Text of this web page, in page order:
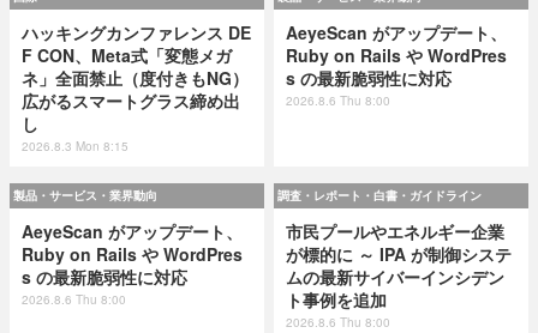
ハッキングカンファレンス DE
F CON、Meta式「変態メガ
ネ」全面禁止（度付きもNG）
広がるスマートグラス締め出
し
2026.8.3 Mon 8:15
AeyeScan がアップデート、
Ruby on Rails や WordPres
s の最新脆弱性に対応
2026.8.6 Thu 8:00
製品・サービス・業界動向
AeyeScan がアップデート、
Ruby on Rails や WordPres
s の最新脆弱性に対応
2026.8.6 Thu 8:00
調査・レポート・白書・ガイドライン
市民プールやエネルギー企業
が標的に ～ IPA が制御システ
ムの最新サイバーインシデン
ト事例を追加
2026.8.6 Thu 8:00